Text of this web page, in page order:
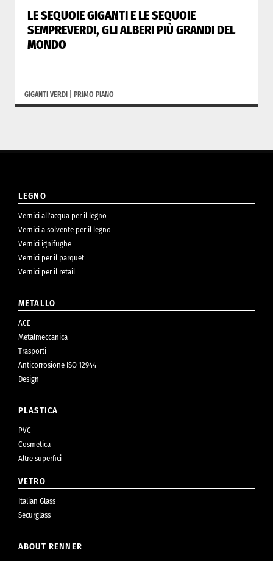
LE SEQUOIE GIGANTI E LE SEQUOIE
SEMPREVERDI, GLI ALBERI PIÙ GRANDI DEL
MONDO
GIGANTI VERDI PRIMO PIANO
LEGNO
Vernici all’acqua per il legno
Vernici a solvente per il legno
Vernici ignifughe
Vernici per il parquet
Vernici per il retail
METALLO
ACE
Metalmeccanica
Trasporti
Anticorrosione ISO 12944
Design
PLASTICA
PVC
Cosmetica
Altre superfici
VETRO
Italian Glass
Securglass
ABOUT RENNER